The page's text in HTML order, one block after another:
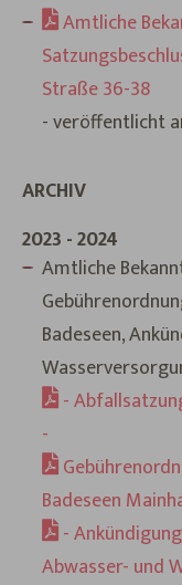
Amtliche
Straße 36-38
- veröffentlicht
ARCHIV
2023 - 2024
Amtliche
Badeseen,
-
-
Badeseen
-
Abwasser- und